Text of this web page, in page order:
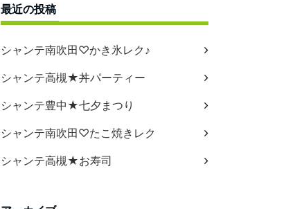
最近の投稿
シャンテ南吹田♡かき氷レク♪
シャンテ高槻★丼パーティー
シャンテ豊中★七夕まつり
シャンテ南吹田♡たこ焼きレク
シャンテ高槻★お寿司